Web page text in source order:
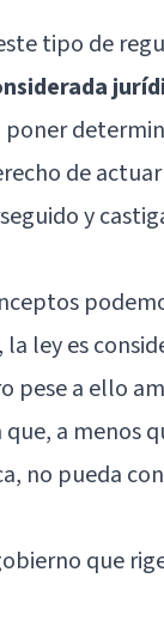
tipo de
poner
de
y
ley es
pese a ello
a menos
no pueda
que